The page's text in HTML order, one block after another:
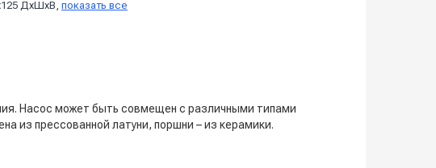
ДхШхВ, показать все
Насос может быть совмещен с различными типами
из прессованной латуни, поршни – из керамики.